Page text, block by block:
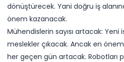
dönüştürecek. Yani doğru iş
önem kazanacak.
Mühendislerin sayısı artacak: Yeni
meslekler çıkacak. Ancak en
her geçen gün artacak. Robotları